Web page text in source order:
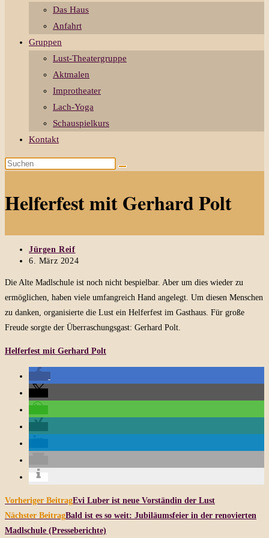
Das Haus
Anfahrt
Gruppen
Lust-Theatergruppe
Aktmalen
Improtheater
Lach-Yoga
Schauspielkurs
Kontakt
Diese
Helferfest mit Gerhard Polt
Beitrags-
Autor:
Jürgen Reif
Beitrag
6. März 2024
Die Alte Madlschule ist noch nicht bespielbar. Aber um dies wieder zu
ermöglichen, haben viele umfangreich Hand angelegt. Um diesen Menschen
zu danken, organisierte die Lust ein Helferfest im Gasthaus. Für große
Freude sorgte der Überraschungsgast: Gerhard Polt.
Helferfest mit Gerhard Polt
Weitere
Artikel
ansehen
Vorheriger BeitragEvi Luber ist neue Vorständin der Lust
Nächster BeitragBald ist es so weit: Jubiläumsfeier in der renovierten
Madlschule (Presseberichte)